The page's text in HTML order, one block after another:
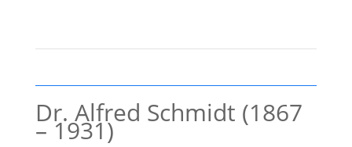
Dr. Alfred Schmidt (1867
– 1931)